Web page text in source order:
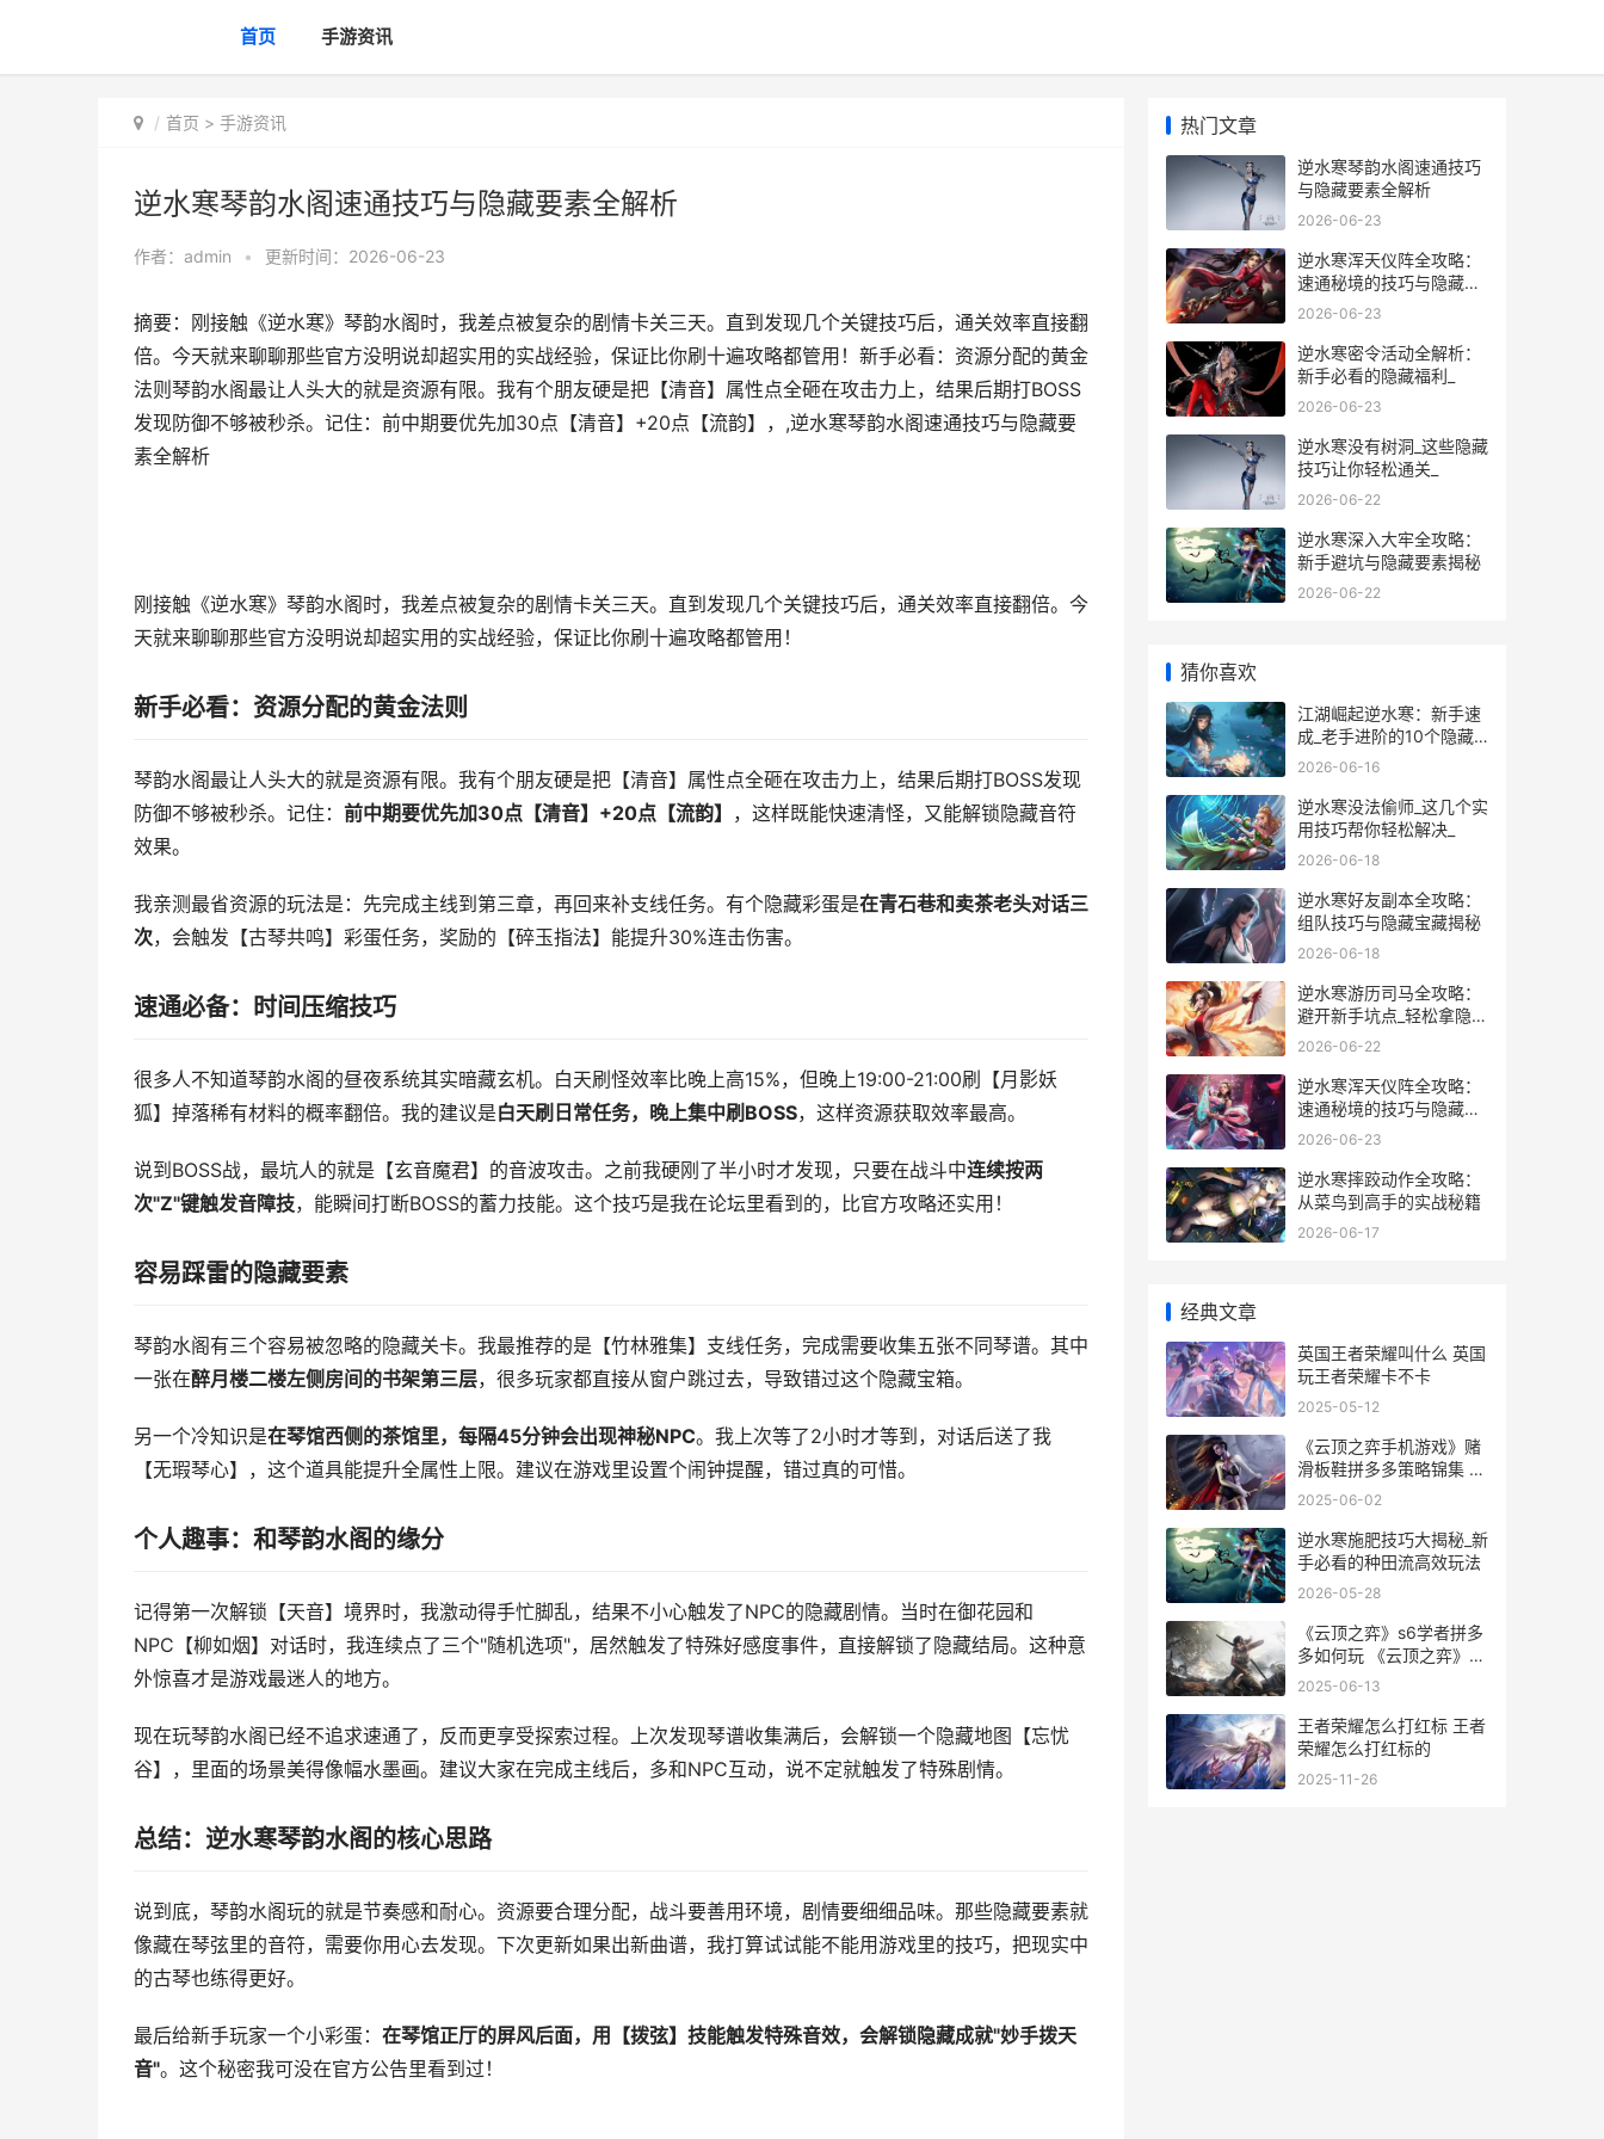
首页 手游资讯
首页 > 手游资讯
逆水寒琴韵水阁速通技巧与隐藏要素全解析
作者： admin • 更新时间：2026-06-23
摘要：刚接触《逆水寒》琴韵水阁时，我差点被复杂的剧情卡关三天。直到发现几个关键技巧后，通关效率直接翻
倍。今天就来聊聊那些官方没明说却超实用的实战经验，保证比你刷十遍攻略都管用！新手必看：资源分配的黄金
法则琴韵水阁最让人头大的就是资源有限。我有个朋友硬是把【清音】属性点全砸在攻击力上，结果后期打BOSS
发现防御不够被秒杀。记住：前中期要优先加30点【清音】+20点【流韵】，,逆水寒琴韵水阁速通技巧与隐藏要
素全解析
刚接触《逆水寒》琴韵水阁时，我差点被复杂的剧情卡关三天。直到发现几个关键技巧后，通关效率直接翻倍。今
天就来聊聊那些官方没明说却超实用的实战经验，保证比你刷十遍攻略都管用！
新手必看：资源分配的黄金法则
琴韵水阁最让人头大的就是资源有限。我有个朋友硬是把【清音】属性点全砸在攻击力上，结果后期打BOSS发现
防御不够被秒杀。记住： 前中期要优先加30点【清音】+20点【流韵】
，这样既能快速清怪，又能解锁隐藏音符
效果。
我亲测最省资源的玩法是：先完成主线到第三章，再回来补支线任务。有个隐藏彩蛋是在青石巷和卖茶老头对话三
次，会触发【古琴共鸣】彩蛋任务，奖励的【碎玉指法】能提升30%连击伤害。
速通必备：时间压缩技巧
很多人不知道琴韵水阁的昼夜系统其实暗藏玄机。白天刷怪效率比晚上高15%，但晚上19:00-21:00刷【月影妖
狐】掉落稀有材料的概率翻倍。我的建议是白天刷日常任务，晚上集中刷BOSS，这样资源获取效率最高。
说到BOSS战，最坑人的就是【玄音魔君】的音波攻击。之前我硬刚了半小时才发现，只要在战斗中连续按两
次"Z"键触发音障技，能瞬间打断BOSS的蓄力技能。这个技巧是我在论坛里看到的，比官方攻略还实用！
容易踩雷的隐藏要素
琴韵水阁有三个容易被忽略的隐藏关卡。我最推荐的是【竹林雅集】支线任务，完成需要收集五张不同琴谱。其中
一张在醉月楼二楼左侧房间的书架第三层，很多玩家都直接从窗户跳过去，导致错过这个隐藏宝箱。
另一个冷知识是在琴馆西侧的茶馆里，每隔45分钟会出现神秘NPC。我上次等了2小时才等到，对话后送了我
【无瑕琴心】，这个道具能提升全属性上限。建议在游戏里设置个闹钟提醒，错过真的可惜。
个人趣事：和琴韵水阁的缘分
记得第一次解锁【天音】境界时，我激动得手忙脚乱，结果不小心触发了NPC的隐藏剧情。当时在御花园和
NPC【柳如烟】对话时，我连续点了三个"随机选项"，居然触发了特殊好感度事件，直接解锁了隐藏结局。这种意
外惊喜才是游戏最迷人的地方。
现在玩琴韵水阁已经不追求速通了，反而更享受探索过程。上次发现琴谱收集满后，会解锁一个隐藏地图【忘忧
谷】，里面的场景美得像幅水墨画。建议大家在完成主线后，多和NPC互动，说不定就触发了特殊剧情。
总结：逆水寒琴韵水阁的核心思路
说到底，琴韵水阁玩的就是节奏感和耐心。资源要合理分配，战斗要善用环境，剧情要细细品味。那些隐藏要素就
像藏在琴弦里的音符，需要你用心去发现。下次更新如果出新曲谱，我打算试试能不能用游戏里的技巧，把现实中
的古琴也练得更好。
最后给新手玩家一个小彩蛋： 在琴馆正厅的屏风后面，用【拨弦】技能触发特殊音效，会解锁隐藏成就"妙手拨天
音"。这个秘密我可没在官方公告里看到过！
热门文章
逆水寒琴韵水阁速通技巧
与隐藏要素全解析
2026-06-23
逆水寒浑天仪阵全攻略：
速通秘境的技巧与隐藏宝
物
2026-06-23
逆水寒密令活动全解析：
新手必看的隐藏福利_
2026-06-23
逆水寒没有树洞_这些隐藏
技巧让你轻松通关_
2026-06-22
逆水寒深入大牢全攻略：
新手避坑与隐藏要素揭秘
2026-06-22
猜你喜欢
江湖崛起逆水寒：新手速
成_老手进阶的10个隐藏
技巧
2026-06-16
逆水寒没法偷师_这几个实
用技巧帮你轻松解决_
2026-06-18
逆水寒好友副本全攻略：
组队技巧与隐藏宝藏揭秘
2026-06-18
逆水寒游历司马全攻略：
避开新手坑点_轻松拿隐藏
奖励_
2026-06-22
逆水寒浑天仪阵全攻略：
速通秘境的技巧与隐藏宝
物
2026-06-23
逆水寒摔跤动作全攻略：
从菜鸟到高手的实战秘籍
2026-06-17
经典文章
英国王者荣耀叫什么 英国
玩王者荣耀卡不卡
2025-05-12
《云顶之弈手机游戏》赌
滑板鞋拼多多策略锦集 云
顶之弈手机和电脑互通吗
2025-06-02
逆水寒施肥技巧大揭秘_新
手必看的种田流高效玩法
2026-05-28
《云顶之弈》s6学者拼多
多如何玩 《云顶之弈》
S12赛季中五费卡的具体
2025-06-13
王者荣耀怎么打红标 王者
荣耀怎么打红标的
2025-11-26